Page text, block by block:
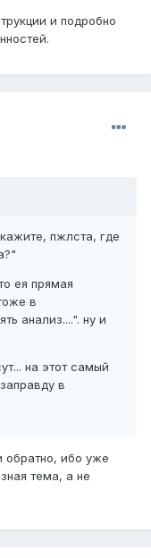
и подробно
пжлста, где
ея прямая
в
анализ....". ну и
на этот самый
в
обратно, ибо уже
тема, а не